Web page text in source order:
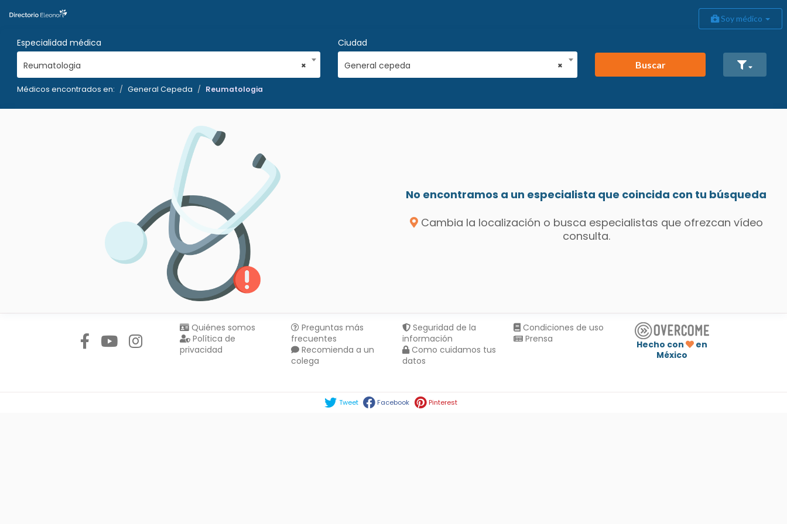
Soy médico
Especialidad médica
×
Reumatologia
Ciudad
×
General cepeda Buscar
Médicos encontrados en: General Cepeda Reumatologia
No encontramos a un especialista que coincida con tu búsqueda
Cambia la localización o busca especialistas que ofrezcan vídeo
consulta.
Quiénes somos
Política de
privacidad
Preguntas más
frecuentes
Recomienda a un
colega
Seguridad de la
información
Como cuidamos tus
datos
Condiciones de uso
Prensa
Hecho con
en
México
Tweet Facebook Pinterest